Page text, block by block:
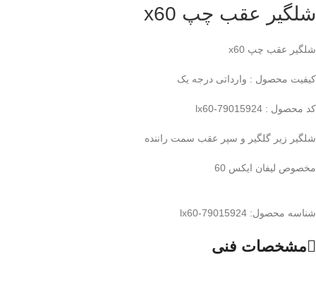
شلگیر عقب چپ x60
شلگیر عقب چپ x60
کیفیت محصول : وارداتی درجه یک
کد محصول : lx60-79015924
شلگیر زیر گلگیر و سپر عقب سمت راننده
مخصوص لیفان ایکس 60
شناسه محصول: lx60-79015924
مشخصات فنی